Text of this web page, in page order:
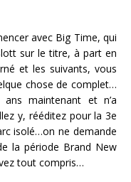
avec Big Time, qui
sur le titre, à part en
et les suivants, vous
chose de complet…
maintenant et n’a
y, rééditez pour la 3e
isolé…on ne demande
la période Brand New
tout compris…